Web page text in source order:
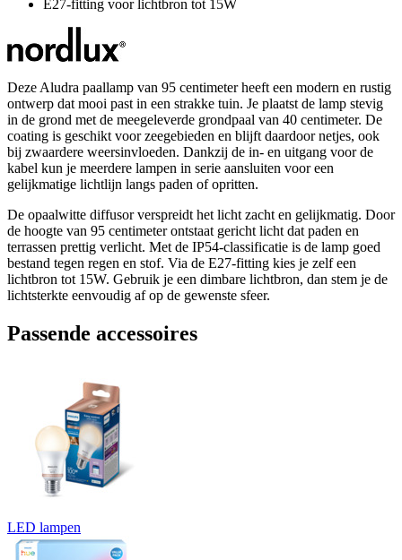
E27-fitting voor lichtbron tot 15W
Deze Aludra paallamp van 95 centimeter heeft een modern en rustig
ontwerp dat mooi past in een strakke tuin. Je plaatst de lamp stevig
in de grond met de meegeleverde grondpaal van 40 centimeter. De
coating is geschikt voor zeegebieden en blijft daardoor netjes, ook
bij zwaardere weersinvloeden. Dankzij de in- en uitgang voor de
kabel kun je meerdere lampen in serie aansluiten voor een
gelijkmatige lichtlijn langs paden of opritten.
De opaalwitte diffusor verspreidt het licht zacht en gelijkmatig. Door
de hoogte van 95 centimeter ontstaat gericht licht dat paden en
terrassen prettig verlicht. Met de IP54-classificatie is de lamp goed
bestand tegen regen en stof. Via de E27-fitting kies je zelf een
lichtbron tot 15W. Gebruik je een dimbare lichtbron, dan stem je de
lichtsterkte eenvoudig af op de gewenste sfeer.
Passende accessoires
LED lampen